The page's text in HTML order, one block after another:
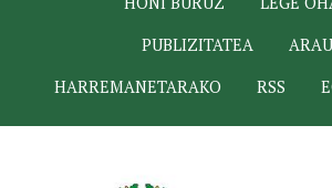
PUBLIZITATEA
HARREMANETARAKO
RSS